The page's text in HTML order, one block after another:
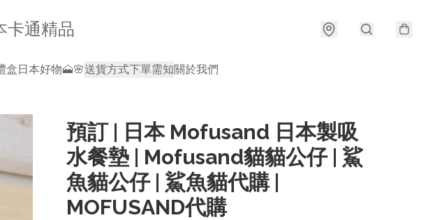
卡通精品
盒日本好物🗻🌸送貨方式下單需知關於我們
預訂 | 日本 Mofusand 日本製吸
水餐墊 | Mofusand貓貓公仔 | 鯊
魚貓公仔 | 鯊魚貓代購 |
MOFUSAND代購